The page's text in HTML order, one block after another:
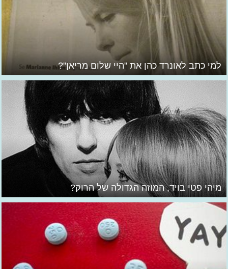
למי כתב לאונרד כהן את "היי שלום מריאן"?
מיהי פטי בויד, המוזה הגדולה של הרוק?